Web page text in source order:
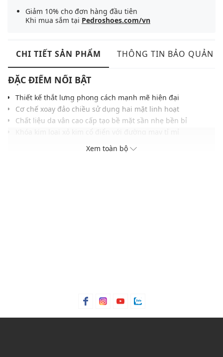
Giảm 10% cho đơn hàng đầu tiên
Khi mua sắm tại Pedroshoes.com/vn
CHI TIẾT SẢN PHẨM THÔNG TIN BẢO QUẢN
ĐẶC ĐIỂM NỔI BẬT
Thiết kế thắt lưng phong cách mạnh mẽ hiện đại
Cơ chế xoay đảo chiều sử dụng hai mặt linh hoạt
Chất liệu da vân cao cấp tạo bề mặt sần nhẹ bền bỉ
Đường may chắc chắn đảm bảo độ bền lâu dài
Tông màu dễ phối phù hợp với nhiều phong cách
Xem toàn bộ